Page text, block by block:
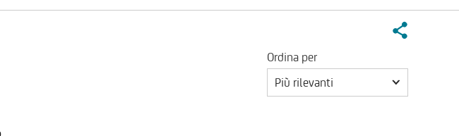
Ordina per
Più rilevanti